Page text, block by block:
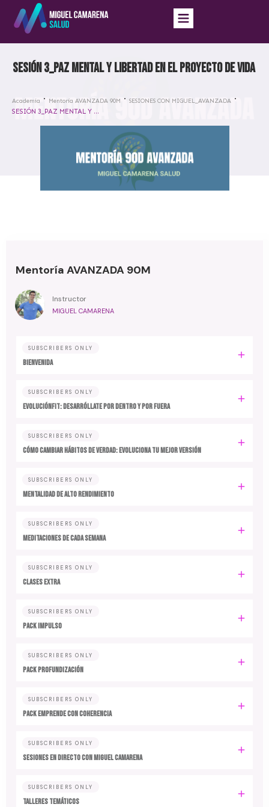
SESIÓN 3_PAZ MENTAL Y LIBERTAD EN EL PROYECTO DE VIDA
Academia Mentoría AVANZADA 90M SESIONES CON MIGUEL_AVANZADA
SESIÓN 3_PAZ MENTAL Y LIBERTAD EN EL PROYECTO DE VIDA
Mentoría AVANZADA 90M
Instructor
MIGUEL CAMARENA
SUBSCRIBERS ONLY
BIENVENIDA
SUBSCRIBERS ONLY
EvoluciónFit: desarróllate por dentro y por fuera
SUBSCRIBERS ONLY
Cómo cambiar hábitos de verdad: evoluciona tu mejor versión
SUBSCRIBERS ONLY
MENTALIDAD DE ALTO RENDIMIENTO
SUBSCRIBERS ONLY
MEDITACIONES DE CADA SEMANA
SUBSCRIBERS ONLY
CLASES EXTRA
SUBSCRIBERS ONLY
PACK IMPULSO
SUBSCRIBERS ONLY
PACK PROFUNDIZACIÓN
SUBSCRIBERS ONLY
PACK EMPRENDE CON COHERENCIA
SUBSCRIBERS ONLY
SESIONES EN DIRECTO CON MIGUEL CAMARENA
SUBSCRIBERS ONLY
TALLERES TEMÁTICOS